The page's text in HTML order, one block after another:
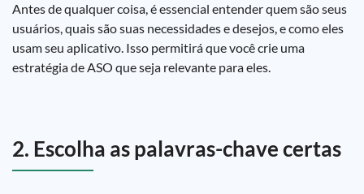
Antes de qualquer coisa, é essencial entender quem são seus
usuários, quais são suas necessidades e desejos, e como eles
usam seu aplicativo. Isso permitirá que você crie uma
estratégia de ASO que seja relevante para eles.
2. Escolha as palavras-chave certas